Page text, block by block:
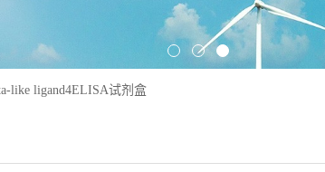
like ligand4ELISA试剂盒